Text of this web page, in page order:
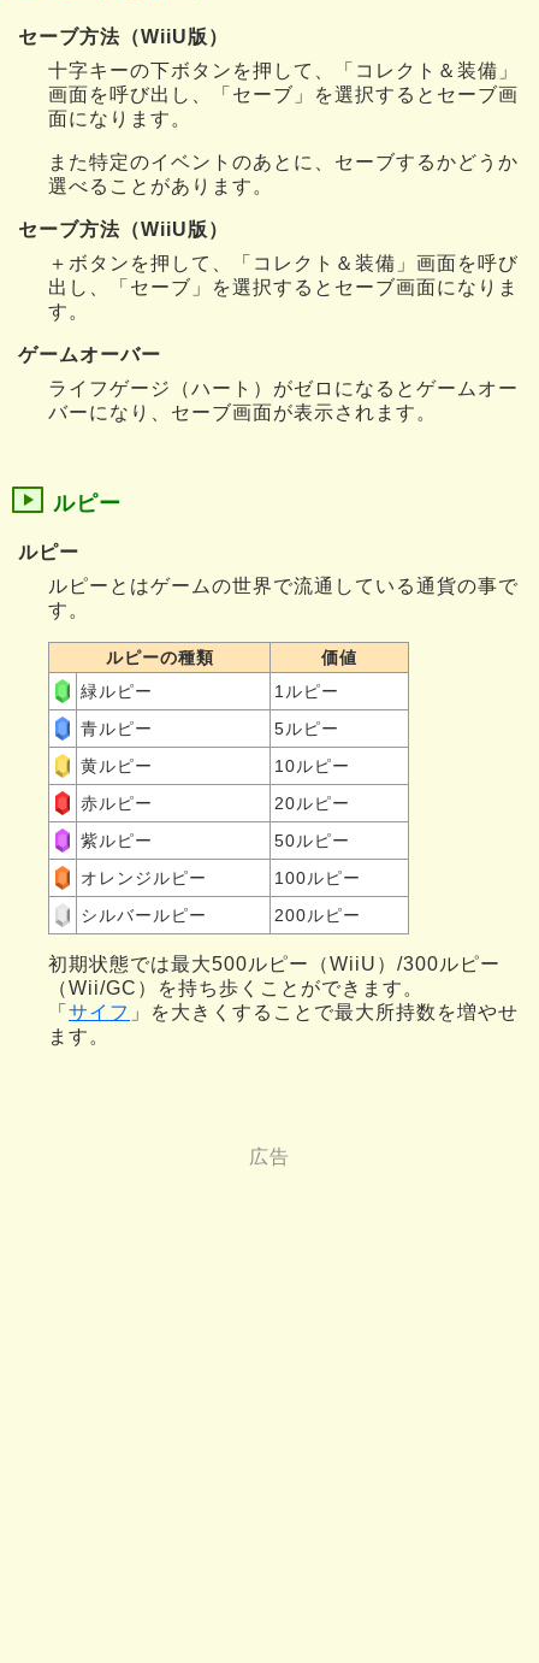
セーブ方法（WiiU版）
十字キーの下ボタンを押して、「コレクト＆装備」
画面を呼び出し、「セーブ」を選択するとセーブ画
面になります。
また特定のイベントのあとに、セーブするかどうか
選べることがあります。
セーブ方法（WiiU版）
＋ボタンを押して、「コレクト＆装備」画面を呼び
出し、「セーブ」を選択するとセーブ画面になりま
す。
ゲームオーバー
ライフゲージ（ハート）がゼロになるとゲームオー
バーになり、セーブ画面が表示されます。
ルピー
ルピー
ルピーとはゲームの世界で流通している通貨の事で
す。
ルピーの種類
価値
緑ルピー
1ルピー
青ルピー
5ルピー
黄ルピー
10ルピー
赤ルピー
20ルピー
紫ルピー
50ルピー
オレンジルピー
100ルピー
シルバールピー
200ルピー
初期状態では最大500ルピー（WiiU）/300ルピー
（Wii/GC）を持ち歩くことができます。
「 サイフ 」を大きくすることで最大所持数を増やせ
ます。